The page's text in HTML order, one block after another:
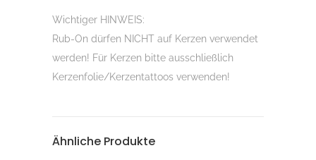
Wichtiger HINWEIS:
Rub-On dürfen NICHT auf Kerzen verwendet
werden! Für Kerzen bitte ausschließlich
Kerzenfolie/Kerzentattoos verwenden!
Ähnliche Produkte